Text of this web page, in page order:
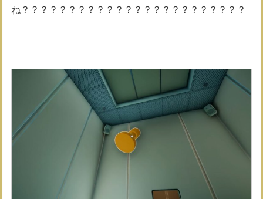
ね？？？？？？？？？？？？？？？？？？？？？？？？